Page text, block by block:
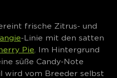
frische Zitrus- und
-Linie mit den satten
Pie . Im Hintergrund
süße Candy-Note
wird vom Breeder selbst